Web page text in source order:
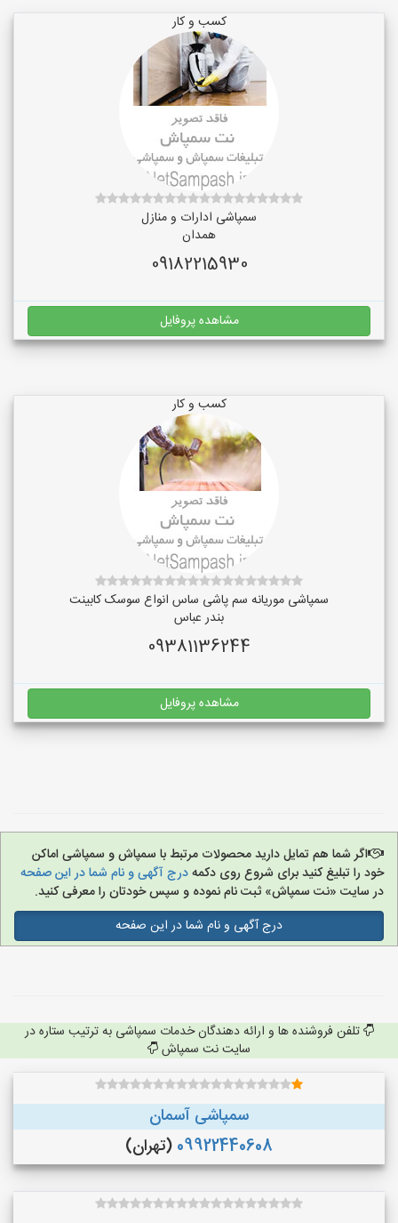
کسب و کار
سمپاشی ادارات و منازل
همدان
09182215930
مشاهده پروفایل
کسب و کار
سمپاشی موریانه سم پاشی ساس انواع سوسک کابینت
بندر عباس
09381136244
مشاهده پروفایل
اگر شما هم تمایل دارید محصولات مرتبط با سمپاش و سمپاشی اماکن
خود را تبلیغ کنید برای شروع روی دکمهدرج آگهی و نام شما در این صفحه
در سایت «نت سمپاش» ثبت نام نموده و سپس خودتان را معرفی کنید.
درج آگهی و نام شما در این صفحه
تلفن فروشنده ها و ارائه دهندگان خدمات سمپاشی به ترتیب ستاره در
سایت نت سمپاش
سمپاشی آسمان
09922440608 (تهران)